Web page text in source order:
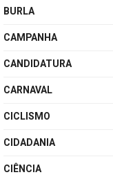
BURLA
CAMPANHA
CANDIDATURA
CARNAVAL
CICLISMO
CIDADANIA
CIÊNCIA